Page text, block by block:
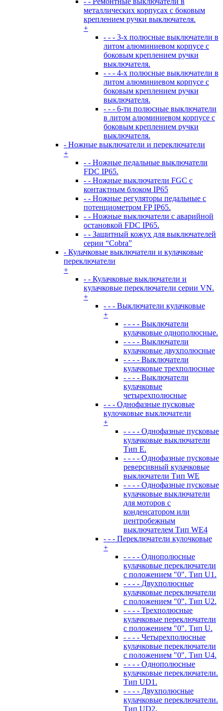
металлических корпусах с боковым
креплением ручки выключателя.
+
- - - 3-х полюсные выключатели в
литом алюминиевом корпусе с
боковым креплением ручки
выключателя.
- - - 4-х полюсные выключатели в
литом алюминиевом корпусе с
боковым креплением ручки
выключателя.
- - - 6-ти полюсные выключатели
в литом алюминиевом корпусе с
боковым креплением ручки
выключателя.
- Ножные выключатели и переключатели
+
- - Ножные педальные выключатели
FDC IP65.
- - Ножные выключатели FGC с
контактным блоком IP65
- - Ножные регуляторы педальные с
потенциометром FP IP65.
- - Ножные выключатели с аварийной
остановкой FDC IP65.
- - Защитный кожух для выключателей
серии “Cobra”
- Кулачковые выключатели и кулачковые
переключатели
+
- - Кулачковые выключатели и
кулачковые переключатели серии VN.
+
- - - Выключатели кулачковые
+
- - - - Выключатели
кулачковые однополюсные.
- - - - Выключатели
кулачковые двухполюсные
- - - - Выключатели
кулачковые трехполюсные
- - - - Выключатели
кулачковые
четырехполюсные
- - - Однофазные пусковые
кулочковые выключатели
+
- - - - Однофазные пусковые
кулачковые выключатели
Тип E.
- - - - Однофазные пусковые
реверсивный кулачковые
выключатели Тип WE
- - - - Однофазные пусковые
кулачковые выключатели
для моторов с
конденсатором или
центробежным
выключателем Тип WE4
- - - Переключатели кулочковые
+
- - - - Однополюсные
кулачковые переключатели
с положением "0". Тип U1.
- - - - Двухполюсные
кулачковые переключатели
с положением "0". Тип U2.
- - - - Трехполюсные
кулачковые переключатели
с положением "0". Тип U.
- - - - Четырехполюсные
кулачковые переключатели
с положением "0". Тип U4.
- - - - Однополюсные
кулачковые переключатели.
Тип UD1.
- - - - Двухполюсные
кулачковые переключатели.
Тип UD2.